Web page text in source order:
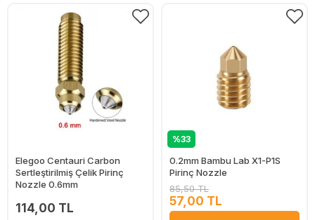
Elegoo Centauri Carbon
Sertleştirilmiş Çelik Pirinç
Nozzle 0.6mm
114,00 TL
%33
0.2mm Bambu Lab X1-P1S
Pirinç Nozzle
85,50 TL
57,00 TL